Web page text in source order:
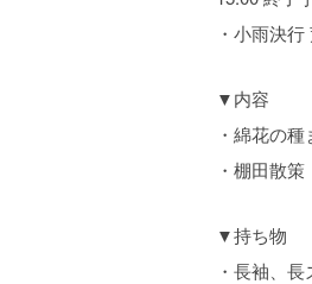
・小雨決
▼内容
・綿花の種
・棚田散策
▼持ち物
・長袖、長